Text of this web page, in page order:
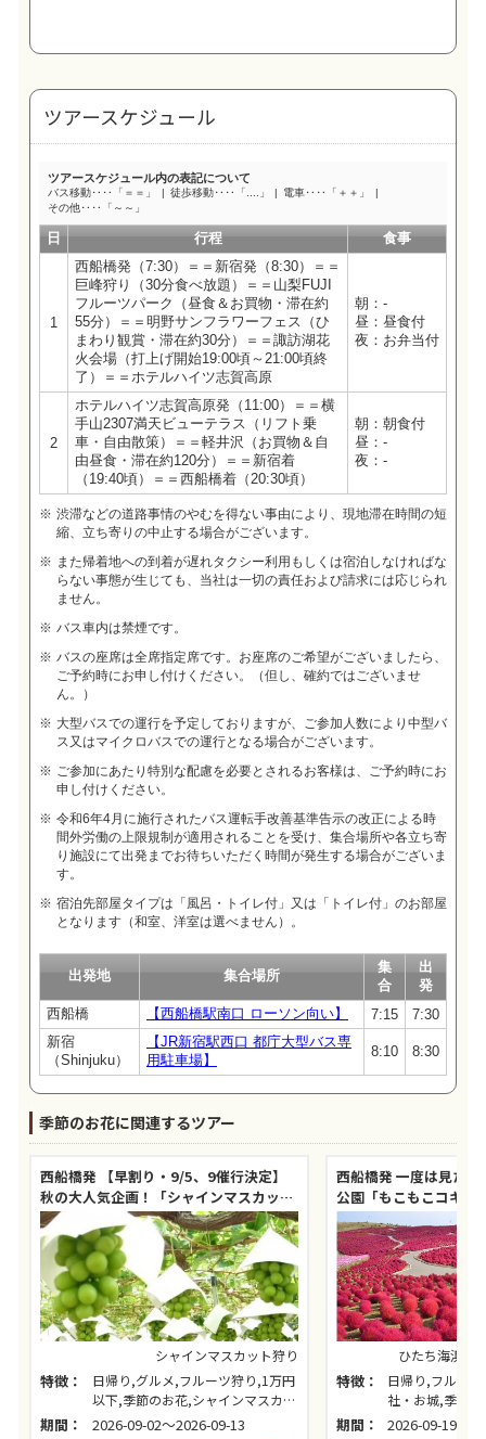
ツアースケジュール
ツアースケジュール内の表記について
バス移動‥‥「＝＝」 徒歩移動‥‥「....」
電車‥‥「＋＋」
その他‥‥「～～」
日 行程 食事
1
西船橋発（7:30）＝＝新宿発（8:30）＝＝
巨峰狩り（30分食べ放題）＝＝山梨FUJI
フルーツパーク（昼食＆お買物・滞在約
55分）＝＝明野サンフラワーフェス（ひ
まわり観賞・滞在約30分）＝＝諏訪湖花
火会場（打上げ開始19:00頃～21:00頃終
了）＝＝ホテルハイツ志賀高原
朝：-
昼：昼食付
夜：お弁当付
2
ホテルハイツ志賀高原発（11:00）＝＝横
手山2307満天ビューテラス（リフト乗
車・自由散策）＝＝軽井沢（お買物＆自
由昼食・滞在約120分）＝＝新宿着
（19:40頃）＝＝西船橋着（20:30頃）
朝：朝食付
昼：-
夜：-
渋滞などの道路事情のやむを得ない事由により、現地滞在時間の短
縮、立ち寄りの中止する場合がございます。
また帰着地への到着が遅れタクシー利用もしくは宿泊しなければな
らない事態が生じても、当社は一切の責任および請求には応じられ
ません。
バス車内は禁煙です。
バスの座席は全席指定席です。お座席のご希望がございましたら、
ご予約時にお申し付けください。（但し、確約ではございませ
ん。）
大型バスでの運行を予定しておりますが、ご参加人数により中型バ
ス又はマイクロバスでの運行となる場合がございます。
ご参加にあたり特別な配慮を必要とされるお客様は、ご予約時にお
申し付けください。
令和6年4月に施行されたバス運転手改善基準告示の改正による時
間外労働の上限規制が適用されることを受け、集合場所や各立ち寄
り施設にて出発までお待ちいただく時間が発生する場合がございま
す。
宿泊先部屋タイプは「風呂・トイレ付」又は「トイレ付」のお部屋
となります（和室、洋室は選べません）。
出発地 集合場所
集
合
出
発
西船橋
【西船橋駅南口 ローソン向い】 7:15
7:30
新宿
（Shinjuku）
【JR新宿駅西口 都庁大型バス専
用駐車場】
8:10 8:30
季節のお花に関連するツアー
西船橋発 【早割り・9/5、9催行決定】
秋の大人気企画！「シャインマスカット
狩り」食べ放題＆日本三大和牛「近江牛
すき焼き御膳」の昼食と＆絶景の「ふじ
さんデッキ」
シャインマスカット狩り
特徴：
日帰り,グルメ,フルーツ狩り,1万円
以下,季節のお花,シャインマスカッ
ト狩り
期間： 2026-09-02～2026-09-13
西船橋発 一度は見た
公園「もこもこコキア
ーツ「梨狩り」食べ放
付
ひたち海浜公
特徴：
日帰り,フルー
社・お城,季節
期間： 2026-09-19～